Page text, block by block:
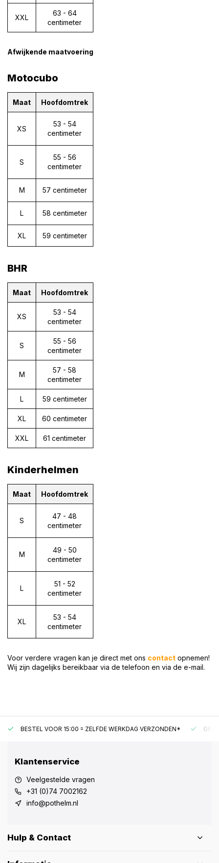
XXL
63 - 64
centimeter
Afwijkende maatvoering
Motocubo
Maat Hoofdomtrek
XS
53 - 54
centimeter
S
55 - 56
centimeter
M 57 centimeter
L 58 centimeter
XL 59 centimeter
BHR
Maat Hoofdomtrek
XS
53 - 54
centimeter
S
55 - 56
centimeter
M
57 - 58
centimeter
L 59 centimeter
XL 60 centimeter
XXL 61 centimeter
Kinderhelmen
Maat Hoofdomtrek
S
47 - 48
centimeter
M
49 - 50
centimeter
L
51 - 52
centimeter
XL
53 - 54
centimeter
Voor verdere vragen kan je direct met ons contact opnemen!
Wij zijn dagelijks bereikbaar via de telefoon en via de e-mail.
BESTEL VOOR 15:00 = ZELFDE WERKDAG VERZONDEN*
Klantenservice
Veelgestelde vragen
+31 (0)74 7002162
info@pothelm.nl
Hulp & Contact